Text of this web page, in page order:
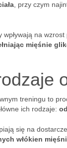
, przy czym
wpływają na
mięśnie
treningu to
ich rodzaje:
się na
włókien